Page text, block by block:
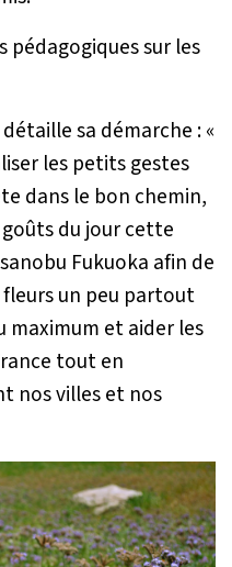
pédagogiques sur les
sa démarche :«
les petits gestes
dans le bon chemin,
du jour cette
Fukuoka afin de
un peu partout
maximum et aider les
tout en
nos villes et nos